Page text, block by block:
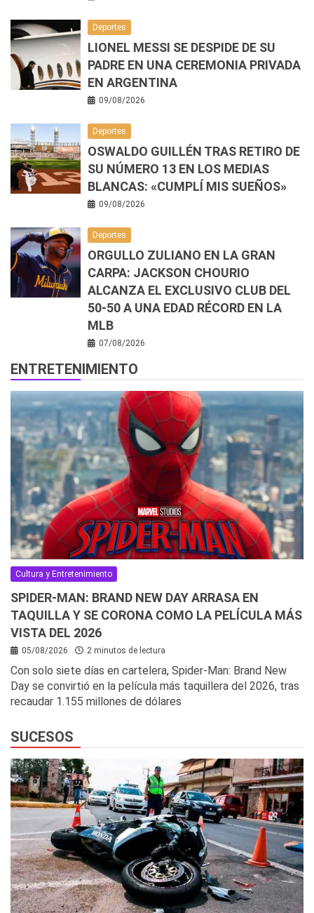
Deportes
LIONEL MESSI SE DESPIDE DE SU
PADRE EN UNA CEREMONIA PRIVADA
EN ARGENTINA
09/08/2026
Deportes
OSWALDO GUILLÉN TRAS RETIRO DE
SU NÚMERO 13 EN LOS MEDIAS
BLANCAS: «CUMPLÍ MIS SUEÑOS»
09/08/2026
Deportes
ORGULLO ZULIANO EN LA GRAN
CARPA: JACKSON CHOURIO
ALCANZA EL EXCLUSIVO CLUB DEL
50-50 A UNA EDAD RÉCORD EN LA
MLB
07/08/2026
ENTRETENIMIENTO
Cultura y Entretenimiento
SPIDER-MAN: BRAND NEW DAY ARRASA EN
TAQUILLA Y SE CORONA COMO LA PELÍCULA MÁS
VISTA DEL 2026
05/08/2026 2 minutos de lectura
Con solo siete días en cartelera, Spider-Man: Brand New
Day se convirtió en la película más taquillera del 2026, tras
recaudar 1.155 millones de dólares
SUCESOS